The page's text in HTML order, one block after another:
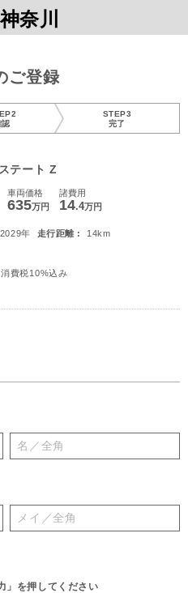
奈川
ご登録
認
STEP3
完了
テート Z
車両価格
635万円
諸費用
14.4万円
2029年 走行距離 :
14km
費税10%込み
」を押してください